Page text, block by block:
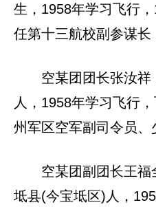
生，1958年学习飞行
任第十三航校副参谋长
空某团团长张汝
人，1958年学习飞行
州军区空军副司令员、
空某团副团长王
坻县(今宝坻区)人，